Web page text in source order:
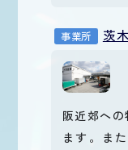
事業所 茨
阪近郊へ
ます。ま